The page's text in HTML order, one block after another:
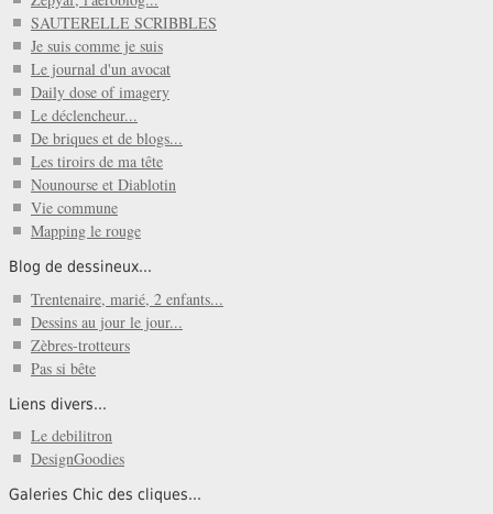
SAUTERELLE SCRIBBLES
Je suis comme je suis
Le journal d'un avocat
Daily dose of imagery
Le déclencheur...
De briques et de blogs...
Les tiroirs de ma tête
Nounourse et Diablotin
Vie commune
Mapping le rouge
Blog de dessineux...
Trentenaire, marié, 2 enfants...
Dessins au jour le jour...
Zèbres-trotteurs
Pas si bête
Liens divers...
Le debilitron
DesignGoodies
Galeries Chic des cliques...